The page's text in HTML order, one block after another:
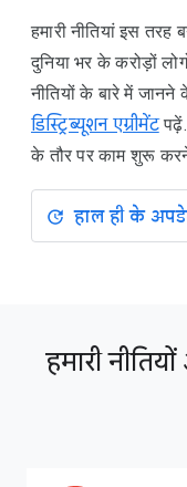
हमारी नीतियां इस
दुनिया भर के करोड़ों
नीतियों के बारे में
डिस्ट्रिब्यूशन एग्रीमेंटपढ़ें.
के तौर पर काम शुरू करने
हाल ही के
हमारी